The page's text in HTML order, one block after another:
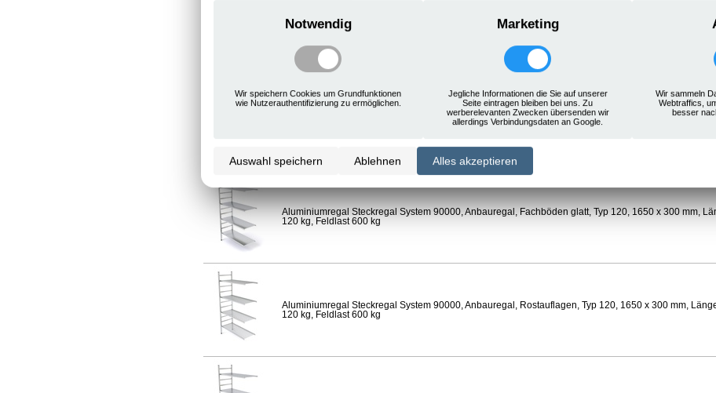
Aluminiumregal Steckregal System 90000, Anbauregal, Rostauflagen, Typ 120, 1650 x 300 mm,
120 kg, Feldlast 600 kg
Aluminiumregal Steckregal System 90000, Anbauregal, Böden gelocht, Ø 24 mm, Typ 120, 1650 x
Aluminiumregal Steckregal System 90000, Anbauregal, Fachböden glatt, Typ 120, 1650 x 300 mm,
120 kg, Feldlast 600 kg
Aluminiumregal Steckregal System 90000, Anbauregal, Rostauflagen, Typ 120, 1650 x 300 mm,
120 kg, Feldlast 600 kg
Notwendig
Wir speichern Cookies um Grundfunktionen
wie Nutzerauthentifizierung zu ermöglichen.
Marketing
Jegliche Informationen die Sie auf unserer
Seite eintragen bleiben bei uns. Zu
werberelevanten Zwecken übersenden wir
allerdings Verbindungsdaten an Google.
Wir sammeln
Webtraffics,
besser
Auswahl speichern Ablehnen Alles akzeptieren